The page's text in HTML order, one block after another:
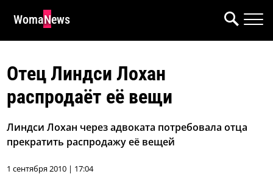
WomaNews
Отец Линдси Лохан
распродаёт её вещи
Линдси Лохан через адвоката потребовала отца
прекратить распродажу её вещей
1 сентября 2010 | 17:04